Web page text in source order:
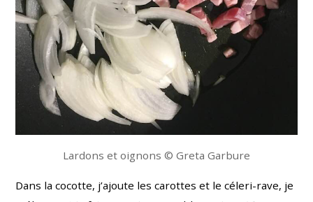
Lardons et oignons © Greta Garbure
Dans la cocotte, j’ajoute les carottes et le céleri-rave, je